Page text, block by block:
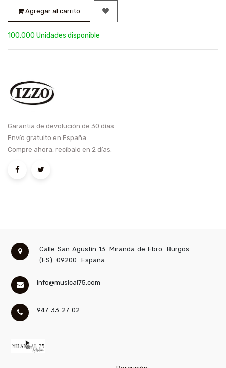
Agregar al carrito
100,000 Unidades disponible
Garantía de devolución de 30 días
Envío gratuito en España
Compre ahora, recíbalo en 2 días.
Calle San Agustín 13 Miranda de Ebro
Burgos
(ES)
09200 España
info@musical75.com
947 33 27 02